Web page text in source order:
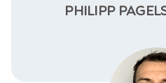
PHILIPP